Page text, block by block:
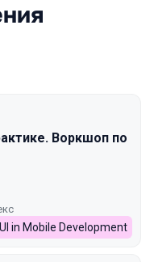
Воркшоп по
in Mobile Development